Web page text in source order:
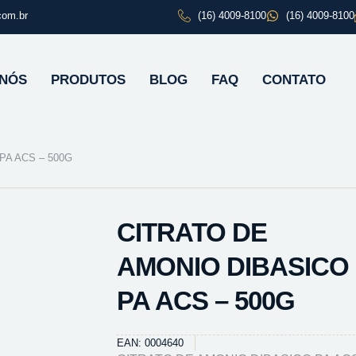
(16) 4009-8100 (16) 4009-8100
PRODUTOS BLOG FAQ CONTATO
ACS – 500G
CITRATO DE
AMONIO DIBASICO
PA ACS – 500G
EAN: 0004640